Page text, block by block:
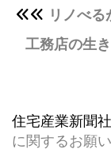
リノべ
工務店の生
住宅産業新聞
に関するお願い